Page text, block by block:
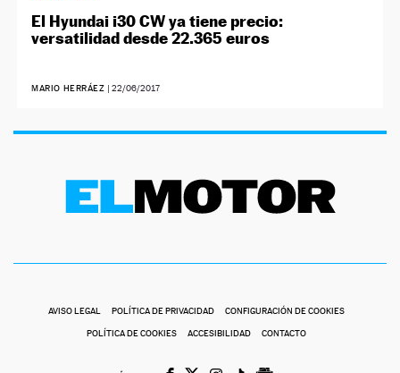
El Hyundai i30 CW ya tiene precio:
versatilidad desde 22.365 euros
MARIO HERRÁEZ | 22/06/2017
AVISO LEGAL POLÍTICA DE PRIVACIDAD CONFIGURACIÓN DE COOKIES
POLÍTICA DE COOKIES ACCESIBILIDAD CONTACTO